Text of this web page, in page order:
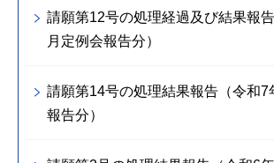
請願第12号の処理経過及び結果報
月定例会報告分）
請願第14号の処理結果報告（令和7
報告分）